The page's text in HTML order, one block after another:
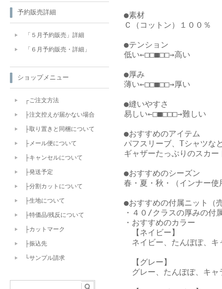
●素材
Ｃ（コットン）１００％
●テンション
低い←□□■□□→高い
●厚み
薄い←□□■□□→厚い
●縫いやすさ
易しい←□■□□□→難しい
●おすすめのアイテム
パフスリーブ、Tシャツな
ギャザーたっぷりのスカ
●おすすめのシーズン
春・夏・秋・（インナー使
●おすすめの付属ニット（
・４０/クラスの厚みの付
・おすすめのカラー
【ネイビー】
ネイビー、たんぽぽ、キ
【グレー】
グレー、たんぽぽ、キャ
予約販売詳細
「５月予約販売」詳細
「６月予約販売・詳細」
ショップメニュー
┌ご注文方法
├注文控えが届かない場合
├取り置きと同梱について
├メール便について
├キャンセルについて
├発送予定
├分割カットについて
├生地について
├特価品/残反について
├カットマーク
├振込先
└サンプル請求